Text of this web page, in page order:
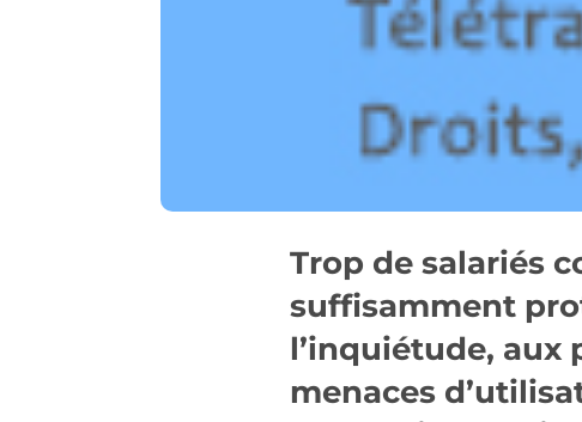
Trop de salariés
suffisamment
l’inquiétude, aux
menaces